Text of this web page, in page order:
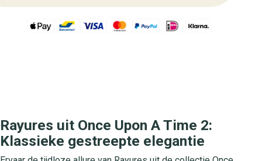
Rayures uit Once Upon A Time 2:
Klassieke gestreepte elegantie